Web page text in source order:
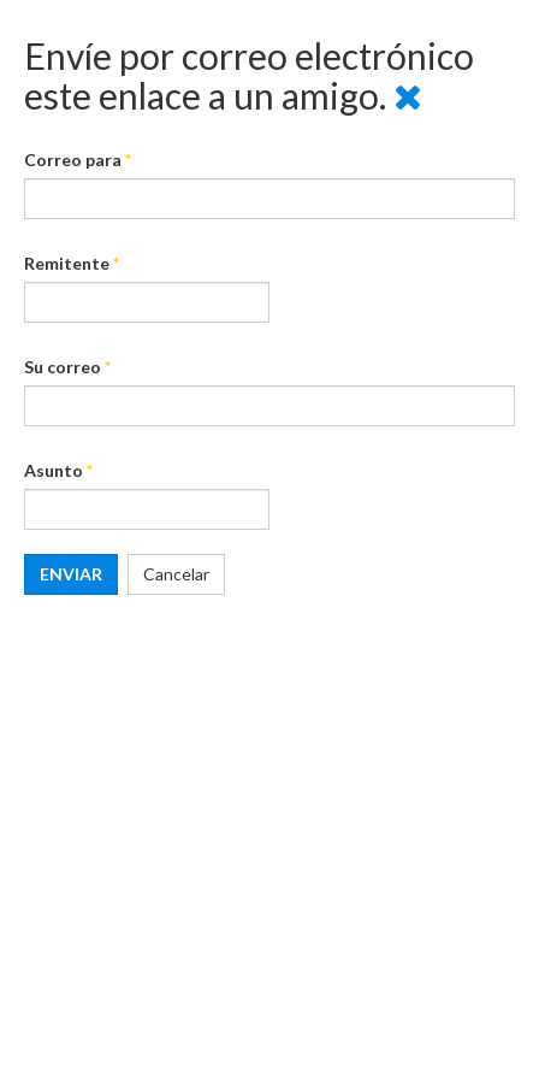
Envíe por correo electrónico
este enlace a un amigo.
Correo para *
Remitente*
Su correo *
Asunto *
ENVIAR Cancelar